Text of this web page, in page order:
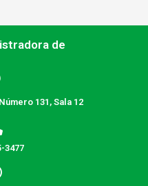
de
131, Sala 12
3477